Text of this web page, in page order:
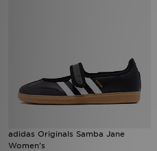
adidas Originals Samba Jane
Women's